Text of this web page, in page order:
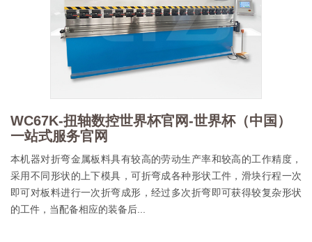
WC67K-扭轴数控世界杯官网-世界杯（中国）
一站式服务官网
本机器对折弯金属板料具有较高的劳动生产率和较高的工作精度，
采用不同形状的上下模具，可折弯成各种形状工件，滑块行程一次
即可对板料进行一次折弯成形，经过多次折弯即可获得较复杂形状
的工件，当配备相应的装备后...